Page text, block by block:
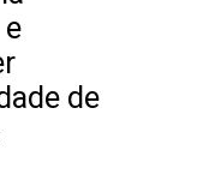
de